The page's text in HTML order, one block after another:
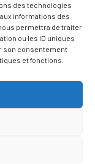
des technologies
informations des
permettra de traiter
ou les ID uniques
son consentement
et fonctions.